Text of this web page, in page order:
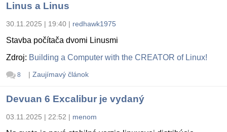
Linus a Linus
30.11.2025 | 19:40 | redhawk1975
Stavba počítača dvomi Linusmi
Zdroj: Building a Computer with the CREATOR of Linux!
8 | Zaujímavý článok
Devuan 6 Excalibur je vydaný
03.11.2025 | 22:52 | menom